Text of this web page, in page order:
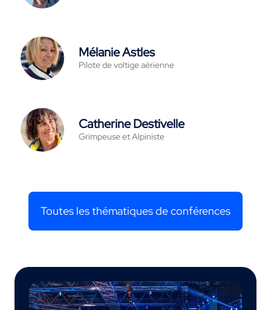
Mélanie Astles
Pilote de voltige aérienne
Catherine Destivelle
Grimpeuse et Alpiniste
Toutes les thématiques de conférences